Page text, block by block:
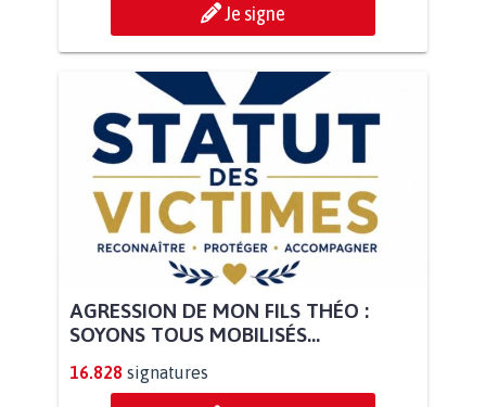
Je signe
AGRESSION DE MON FILS THÉO :
SOYONS TOUS MOBILISÉS...
16.828 signatures